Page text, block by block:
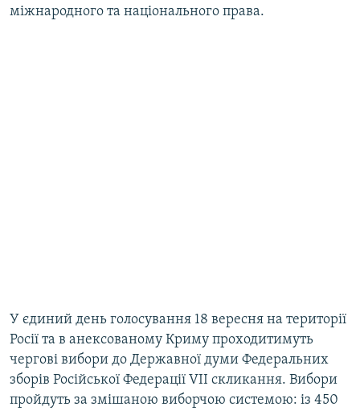
міжнародного та національного права.
У єдиний день голосування 18 вересня на території
Росії та в анексованому Криму проходитимуть
чергові вибори до Державної думи Федеральних
зборів Російської Федерації VII скликання. Вибори
пройдуть за змішаною виборчою системою: із 450